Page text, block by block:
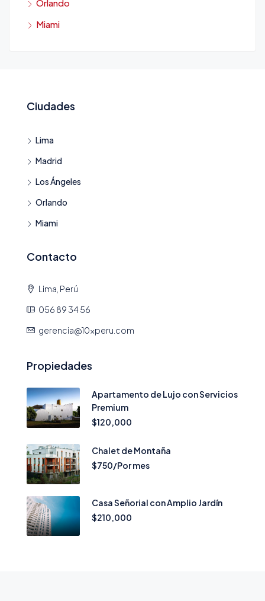
Orlando
Miami
Ciudades
Lima
Madrid
Los Ángeles
Orlando
Miami
Contacto
Lima, Perú
056 89 34 56
gerencia@10xperu.com
Propiedades
Apartamento de Lujo con Servicios
Premium
$120,000
Chalet de Montaña
$750/Por mes
Casa Señorial con Amplio Jardín
$210,000